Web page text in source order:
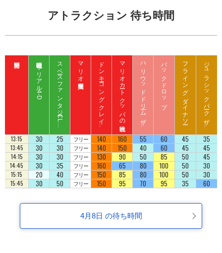
アトラクション 待ち時間
呪術廻戦 ザ リアル 4-D ス
ペ
ース
フ
ァ
ン
タ
ジ
ー
C
L
U
B
Z
E
D
D
マリオ入場整理券 ド
ン
キ
ーコ
ン
グ
ク
レ
イ
ジ
ート
ロ
ッ
コ
マリオカート クッパの挑戦状 ハ
リ
ウ
ッ
ド
ド
リ
ーム
ザ
ラ
イ
ド
バックドロップ フライング ダイナソー ジ
ュ
ラ
シ
ッ
ク
パ
ーク
ザ
ラ
イ
ド
13:15 30 25 フリー 140 160 55 60 45 35
13:45 30 30 フリー 140 150 40 60 45 45
14:15 30 30 フリー 130 90 50 85 50 45
14:45 30 35 フリー 160 65 80 100 50 30
15:15 20 40 フリー 150 85 80 100 50 30
15:45 30 50 フリー 150 95 70 95 35 60
4月8日 の待ち時間